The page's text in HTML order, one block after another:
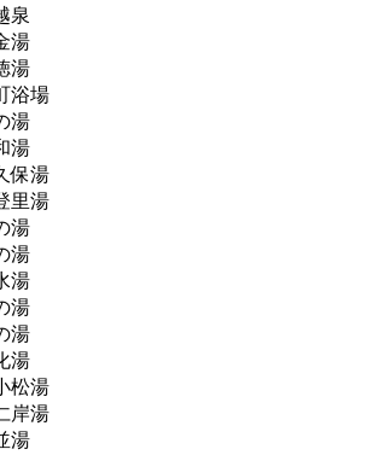
泉
湯
湯
浴場
湯
湯
保湯
里湯
湯
湯
湯
湯
湯
湯
松湯
岸湯
湯